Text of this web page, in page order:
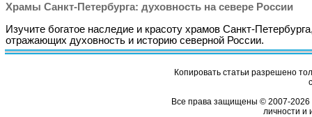
Храмы Санкт-Петербурга: духовность на севере России
Изучите богатое наследие и красоту храмов Санкт-
отражающих духовность и историю северной России.
Копировать статьи разрешено
Все права защищены © 2007-2026
личности и